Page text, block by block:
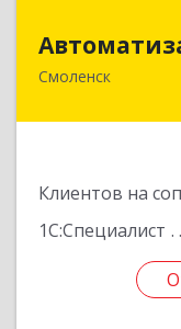
Смоленск
Клиентов на
1С:Специалист
214019,